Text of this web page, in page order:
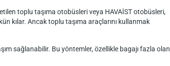
toplu taşıma otobüsleri veya HAVAİST otobüsleri,
kılar. Ancak toplu taşıma araçlarını kullanmak
sağlanabilir. Bu yöntemler, özellikle bagajı fazla olan